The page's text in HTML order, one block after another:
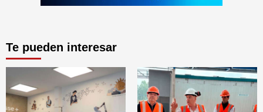
Te pueden interesar